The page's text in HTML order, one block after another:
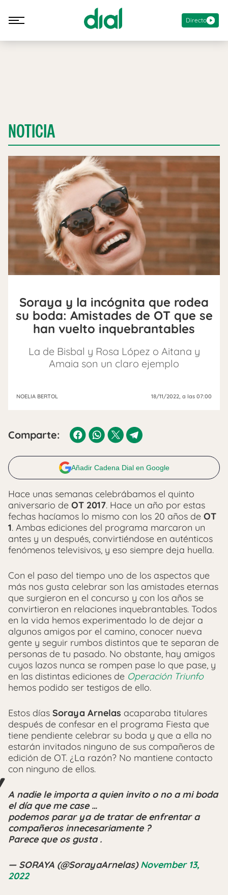
Directo
NOTICIA
Soraya y la incógnita que rodea
su boda: Amistades de OT que se
han vuelto inquebrantables
La de Bisbal y Rosa López o Aitana y
Amaia son un claro ejemplo
NOELIA BERTOL 18/11/2022, a las 07:00
Comparte:
Añadir Cadena Dial en Google
Hace unas semanas celebrábamos el quinto
aniversario de OT 2017. Hace un año por estas
fechas hacíamos lo mismo con los 20 años de OT
1. Ambas ediciones del programa marcaron un
antes y un después, convirtiéndose en auténticos
fenómenos televisivos, y eso siempre deja huella.
Con el paso del tiempo uno de los aspectos que
más nos gusta celebrar son las amistades eternas
que surgieron en el concurso y con los años se
convirtieron en relaciones inquebrantables. Todos
en la vida hemos experimentado lo de dejar a
algunos amigos por el camino, conocer nueva
gente y seguir rumbos distintos que te separan de
personas de tu pasado. No obstante, hay amigos
cuyos lazos nunca se rompen pase lo que pase, y
en las distintas ediciones de Operación Triunfo
hemos podido ser testigos de ello.
Estos días Soraya Arnelas acaparaba titulares
después de confesar en el programa Fiesta que
tiene pendiente celebrar su boda y que a ella no
estarán invitados ninguno de sus compañeros de
edición de OT. ¿La razón? No mantiene contacto
con ninguno de ellos.
A nadie le importa a quien invito o no a mi boda
el día que me case …
podemos parar ya de tratar de enfrentar a
compañeros innecesariamente ?
Parece que os gusta .
— SORAYA (@SorayaArnelas)November 13,
2022